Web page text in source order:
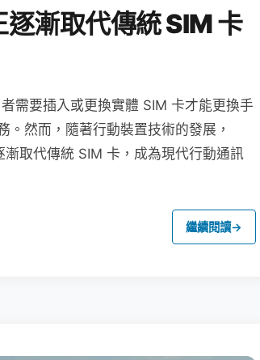
漸取代傳統 SIM 卡
需要插入或更換實體 SIM 卡才能更換手
然而，隨著行動裝置技術的發展，
取代傳統 SIM 卡，成為現代行動通訊
繼續閱讀→